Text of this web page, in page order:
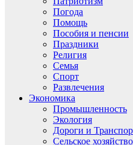
Погода
Помощь
Пособия и пенсии
Праздники
Религия
Семья
Спорт
Развлечения
Экономика
Промышленность
Экология
Дороги и
Сельское хозяйство